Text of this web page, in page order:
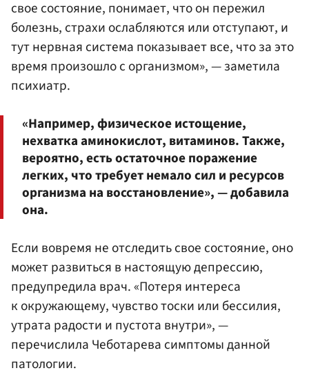
свое состояние, понимает, что он пережил
болезнь, страхи ослабляются или отступают, и
тут нервная система показывает все, что за это
время произошло с организмом», — заметила
психиатр.
«Например, физическое истощение,
нехватка аминокислот, витаминов. Также,
вероятно, есть остаточное поражение
легких, что требует немало сил и ресурсов
организма на восстановление», — добавила
она.
Если вовремя не отследить свое состояние, оно
может развиться в настоящую депрессию,
предупредила врач. «Потеря интереса
к окружающему, чувство тоски или бессилия,
утрата радости и пустота внутри», —
перечислила Чеботарева симптомы данной
патологии.